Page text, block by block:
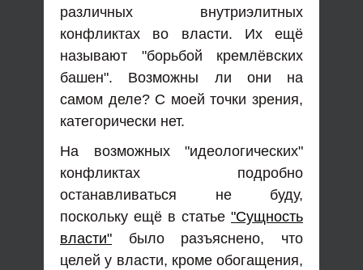
различных внутриэлитных
конфликтах во власти. Их ещё
называют "борьбой кремлёвских
башен". Возможны ли они на
самом деле? С моей точки зрения,
категорически нет.
На возможных "идеологических"
конфликтах подробно
останавливаться не буду,
поскольку ещё в статье "Сущность
власти" было разъяснено, что
целей у власти, кроме обогащения,